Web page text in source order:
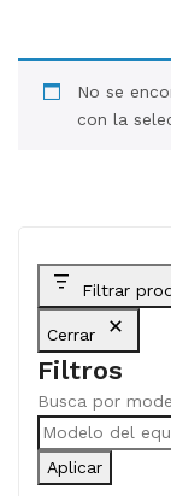
BLOG
CONTACTO
No se
con la
Filtrar
Cerrar
Filtros
Busca por
Aplicar